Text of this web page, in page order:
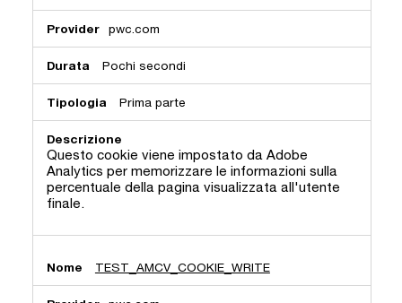
pwc.com
Pochi secondi
Prima parte
Questo cookie viene impostato da Adobe
Analytics per memorizzare le informazioni sulla
percentuale della pagina visualizzata all'utente
finale.
TEST_AMCV_COOKIE_WRITE